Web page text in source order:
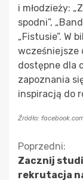
i młodzieży:
spodni”,
„Fistusie”. W
wcześniejsze
dostępne dla
zapoznania
inspiracją do
Źródło:
Poprzedni:
Zacznij
rekrutacja